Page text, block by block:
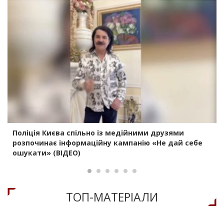
Поліція Києва спільно із медійними друзями
розпочинає інформаційну кампанію «Не дай себе
ошукати» (ВІДЕО)
ТОП-МАТЕРIАЛИ